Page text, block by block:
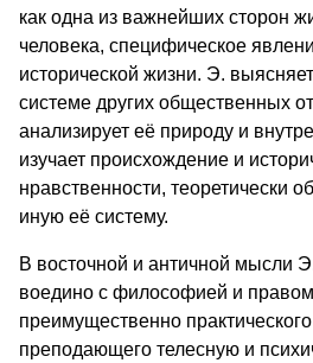
как одна из важнейших сторон
человека, специфическое
исторической жизни. Э.
системе других общественных
анализирует её природу и
изучает происхождение и
нравственности, теоретически
иную её систему.
В восточной и античной мысли
воедино с философией и
преимущественно
преподающего телесную и